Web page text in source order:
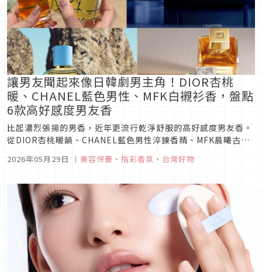
讓男友聞起來像日韓劇男主角！DIOR杏桃
暖、CHANEL藍色男性、MFK白襯衫香，盤點
6款高好感度男友香
比起濃烈張揚的男香，近年更流行乾淨舒服的高好感度男友香。
從DIOR杏桃暖韻、CHANEL藍色男性淬鍊香精、MFK晨曦古龍
2026年05月29日 ｜ 美容保養 、 指彩香氛 、 台灣好物